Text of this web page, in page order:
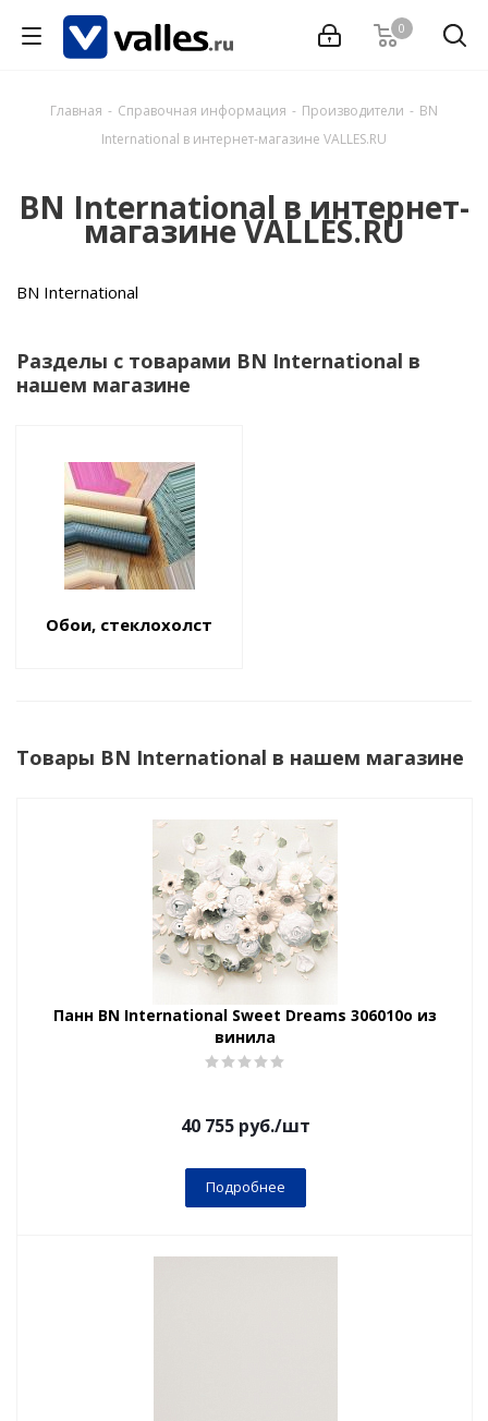
0
Главная - Справочная информация - Производители - BN
International в интернет-магазине VALLES.RU
BN International в интернет-
магазине VALLES.RU
BN International
Разделы с товарами BN International в
нашем магазине
Обои, стеклохолст
Товары BN International в нашем магазине
Панн BN International Sweet Dreams 306010о из
винила
40 755руб./шт
Подробнее